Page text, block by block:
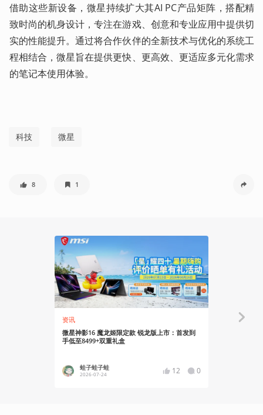
借助这些新设备，微星持续扩大其AI PC产品矩阵，搭配精
致时尚的机身设计，专注在游戏、创意和专业应用中提供切
实的性能提升。通过将合作伙伴的全新技术与优化的系统工
程相结合，微星旨在提供更快、更高效、更适应多元化需求
的笔记本使用体验。
科技 微星
8 1
资讯
微星神影16 魔龙姬限定款 锐龙版上市：首发到
手低至8499+双重礼盒
蛙子蛙子蛙
2026-07-24 12 0